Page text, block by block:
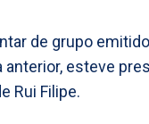
de grupo
esteve
Rui Filipe.